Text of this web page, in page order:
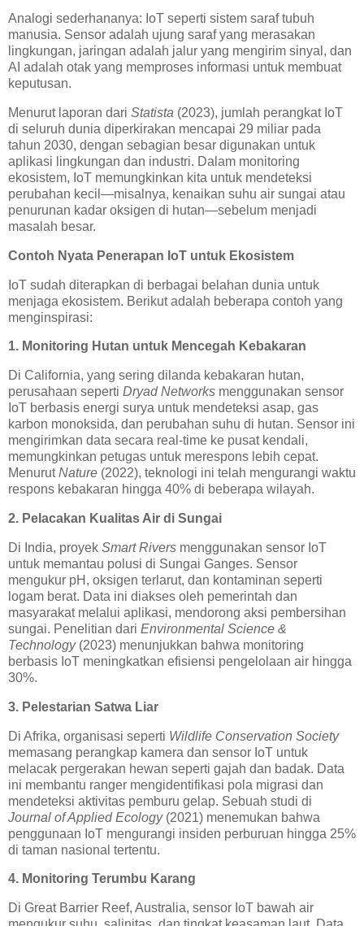
Analogi sederhananya: IoT seperti sistem saraf tubuh
manusia. Sensor adalah ujung saraf yang merasakan
lingkungan, jaringan adalah jalur yang mengirim sinyal, dan
AI adalah otak yang memproses informasi untuk membuat
keputusan.
Menurut laporan dari Statista (2023), jumlah perangkat IoT
di seluruh dunia diperkirakan mencapai 29 miliar pada
tahun 2030, dengan sebagian besar digunakan untuk
aplikasi lingkungan dan industri. Dalam monitoring
ekosistem, IoT memungkinkan kita untuk mendeteksi
perubahan kecil—misalnya, kenaikan suhu air sungai atau
penurunan kadar oksigen di hutan—sebelum menjadi
masalah besar.
Contoh Nyata Penerapan IoT untuk Ekosistem
IoT sudah diterapkan di berbagai belahan dunia untuk
menjaga ekosistem. Berikut adalah beberapa contoh yang
menginspirasi:
1. Monitoring Hutan untuk Mencegah Kebakaran
Di California, yang sering dilanda kebakaran hutan,
perusahaan seperti Dryad Networks menggunakan sensor
IoT berbasis energi surya untuk mendeteksi asap, gas
karbon monoksida, dan perubahan suhu di hutan. Sensor ini
mengirimkan data secara real-time ke pusat kendali,
memungkinkan petugas untuk merespons lebih cepat.
MenurutNature (2022), teknologi ini telah mengurangi waktu
respons kebakaran hingga 40% di beberapa wilayah.
2. Pelacakan Kualitas Air di Sungai
Di India, proyek Smart Rivers menggunakan sensor IoT
untuk memantau polusi di Sungai Ganges. Sensor
mengukur pH, oksigen terlarut, dan kontaminan seperti
logam berat. Data ini diakses oleh pemerintah dan
masyarakat melalui aplikasi, mendorong aksi pembersihan
sungai. Penelitian dari Environmental Science &
Technology(2023) menunjukkan bahwa monitoring
berbasis IoT meningkatkan efisiensi pengelolaan air hingga
30%.
3. Pelestarian Satwa Liar
Di Afrika, organisasi seperti Wildlife Conservation Society
memasang perangkap kamera dan sensor IoT untuk
melacak pergerakan hewan seperti gajah dan badak. Data
ini membantu ranger mengidentifikasi pola migrasi dan
mendeteksi aktivitas pemburu gelap. Sebuah studi di
Journal of Applied Ecology(2021) menemukan bahwa
penggunaan IoT mengurangi insiden perburuan hingga 25%
di taman nasional tertentu.
4. Monitoring Terumbu Karang
Di Great Barrier Reef, Australia, sensor IoT bawah air